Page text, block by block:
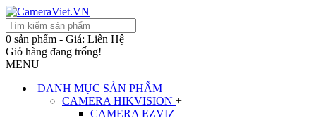
0 sản phẩm - Giá: Liên Hệ
Giỏ hàng đang trống!
MENU
DANH MỤC SẢN PHẨM
CAMERA HIKVISION +
CAMERA EZVIZ